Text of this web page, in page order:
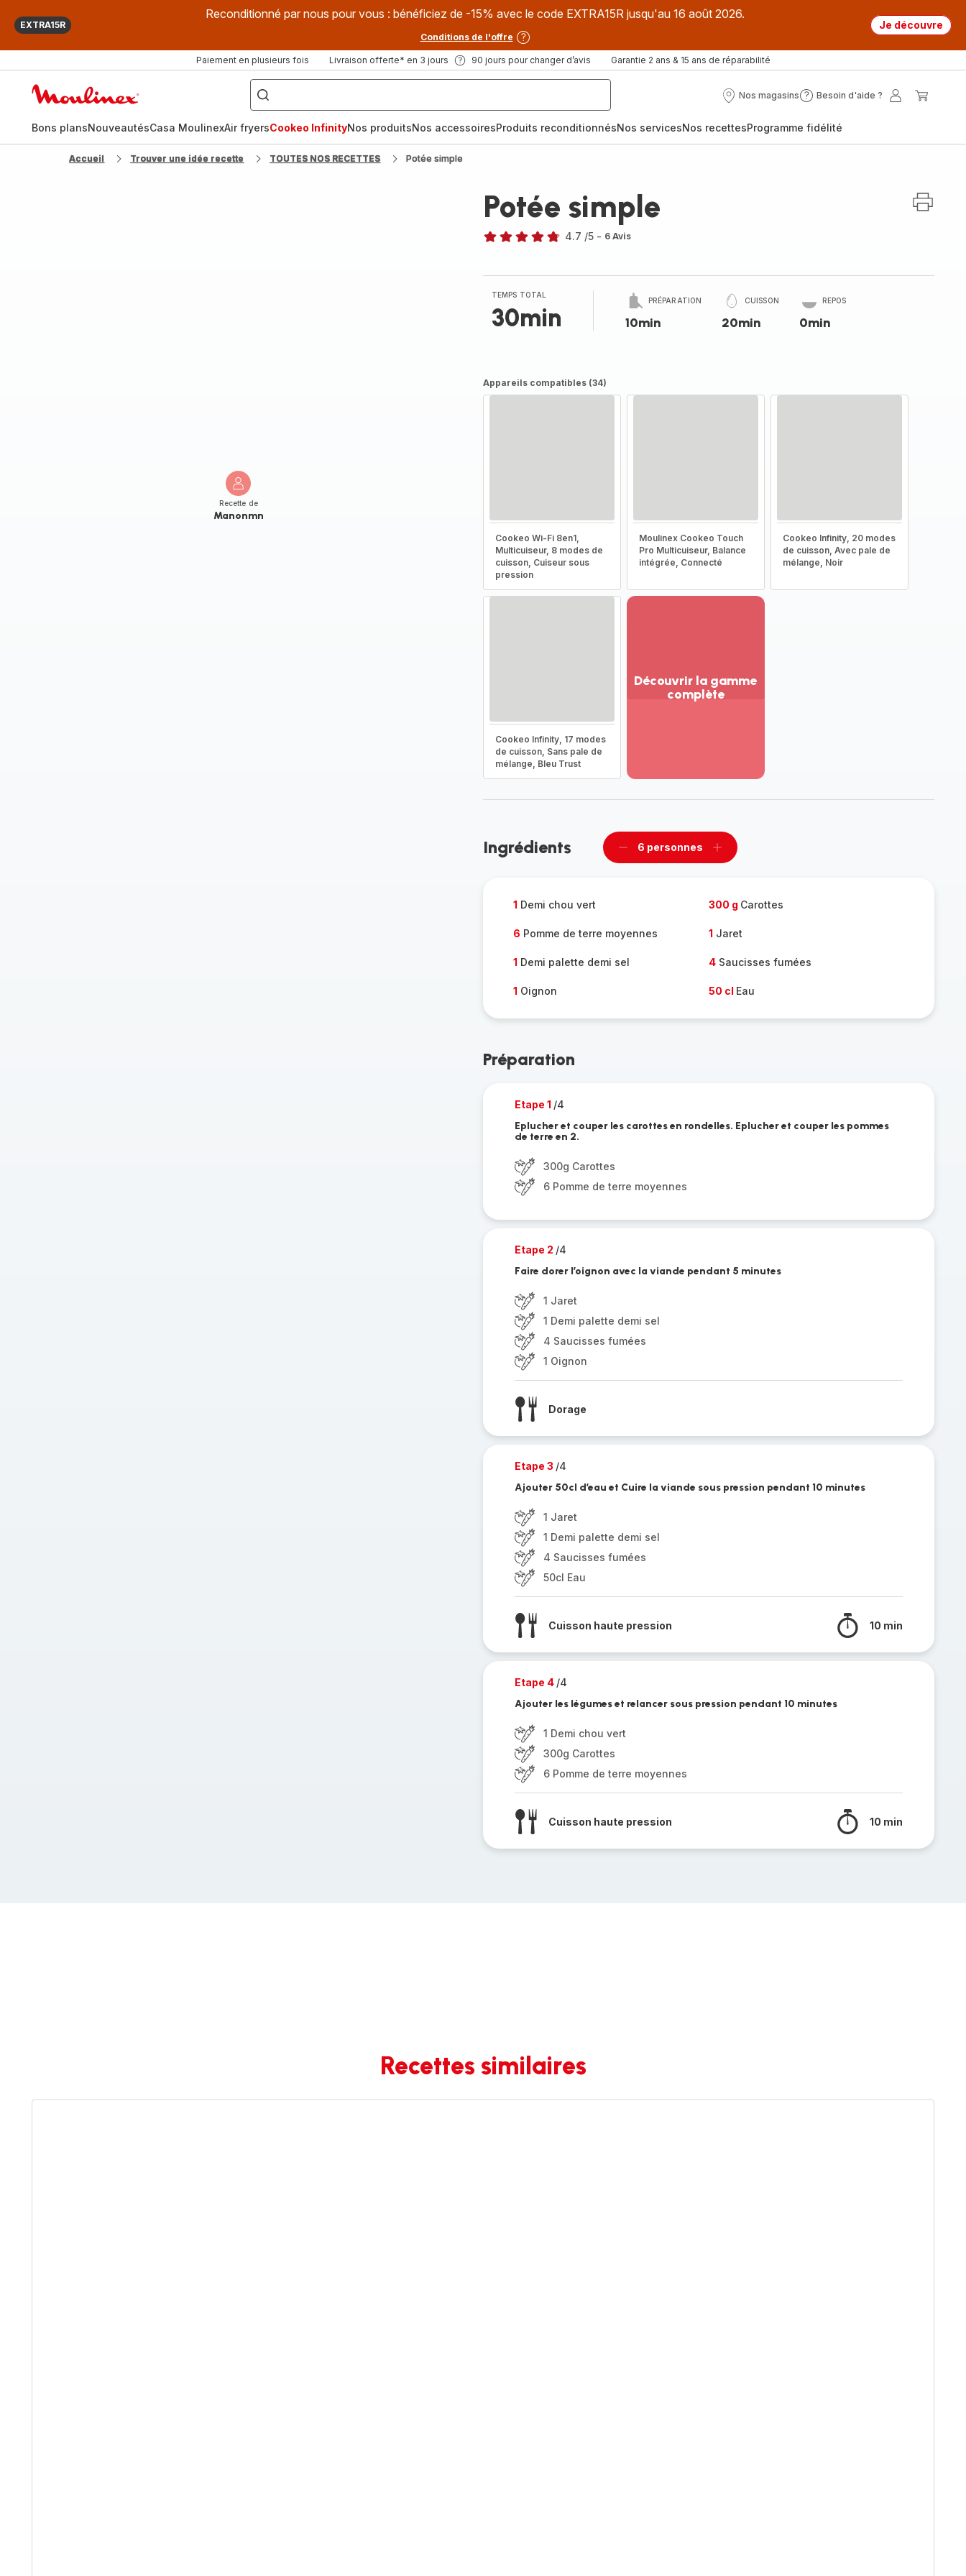
EXTRA15R
Reconditionné par nous pour vous : bénéficiez de -15% avec le code EXTRA15R jusqu'au 16 août 2026.
Conditions de l'offre
Je découvre
Paiement en plusieurs fois Livraison offerte* en 3 jours 90 jours pour changer d’avis Garantie 2 ans & 15 ans de réparabilité
["Que
recherchez-
vous
?",
fryer",
"Companion"]
Nos magasins
Nos
Besoin d'aide ?
Besoin
?
Mon
Bons plansNouveautésCasa MoulinexAir fryersCookeo InfinityNos produitsNos accessoiresProduits reconditionnésNos servicesNos recettesProgramme fidélité
Accueil Trouver une idée recette TOUTES NOS RECETTES Potée simple
Recette de
Manonmn
Potée simple
4.7 /5 - 6 Avis
TEMPS TOTAL
30min
PRÉPARATION
10min
CUISSON
20min
REPOS
0min
Appareils compatibles (34)
Cookeo Wi-Fi 8en1,
Multicuiseur, 8 modes de
cuisson, Cuiseur sous
pression
Moulinex Cookeo Touch
Pro Multicuiseur, Balance
intégrée, Connecté
Cookeo Infinity, 20 modes
de cuisson, Avec pale de
mélange, Noir
Cookeo Infinity, 17 modes
de cuisson, Sans pale de
mélange, Bleu Trust
Découvrir la gamme
complète
gamme
Ingrédients
Supprimer
6 personnes
Ajouter
1 Demi chou vert 300 g Carottes
6 Pomme de terre moyennes 1 Jaret
1 Demi palette demi sel 4Saucisses fumées
1 Oignon 50 cl Eau
Préparation
Etape 1 /4
Eplucher et couper les carottes en rondelles. Eplucher et couper les pommes
de terre en 2.
300g Carottes
6 Pomme de terre moyennes
Etape 2 /4
Faire dorer l’oignon avec la viande pendant 5 minutes
1 Jaret
1 Demi palette demi sel
4 Saucisses fumées
1 Oignon
Dorage
Etape 3 /4
Ajouter 50cl d’eau et Cuire la viande sous pression pendant 10 minutes
1 Jaret
1 Demi palette demi sel
4 Saucisses fumées
50cl Eau
Cuisson haute pression 10 min
Etape 4 /4
Ajouter les légumes et relancer sous pression pendant 10 minutes
1 Demi chou vert
300g Carottes
6 Pomme de terre moyennes
Cuisson haute pression 10 min
Recettes similaires